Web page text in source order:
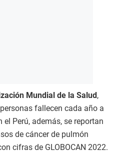
Mundial de la Salud ,
fallecen cada año a
Perú, además, se reportan
de cáncer de pulmón
cifras de GLOBOCAN 2022.